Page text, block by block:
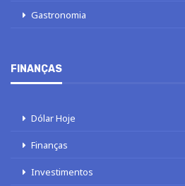
Gastronomia
FINANÇAS
Dólar Hoje
Finanças
Investimentos